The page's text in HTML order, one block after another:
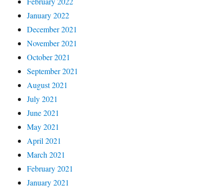
January 2022
December 2021
November 2021
October 2021
September 2021
August 2021
July 2021
June 2021
May 2021
April 2021
March 2021
February 2021
January 2021